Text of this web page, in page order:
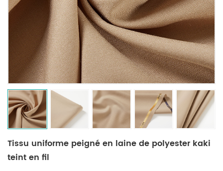
Tissu uniforme peigné en laine de polyester kaki
teint en fil